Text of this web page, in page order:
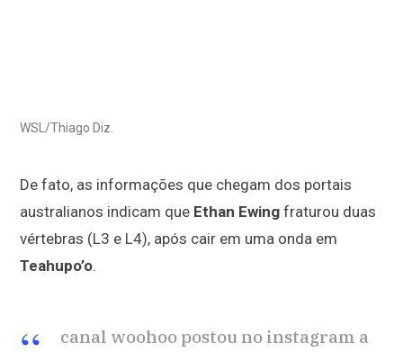
WSL/Thiago Diz.
De fato, as informações que chegam dos portais
australianos indicam que Ethan Ewing fraturou duas
vértebras (L3 e L4), após cair em uma onda em
Teahupo’o.
canal woohoo postou no instagram a